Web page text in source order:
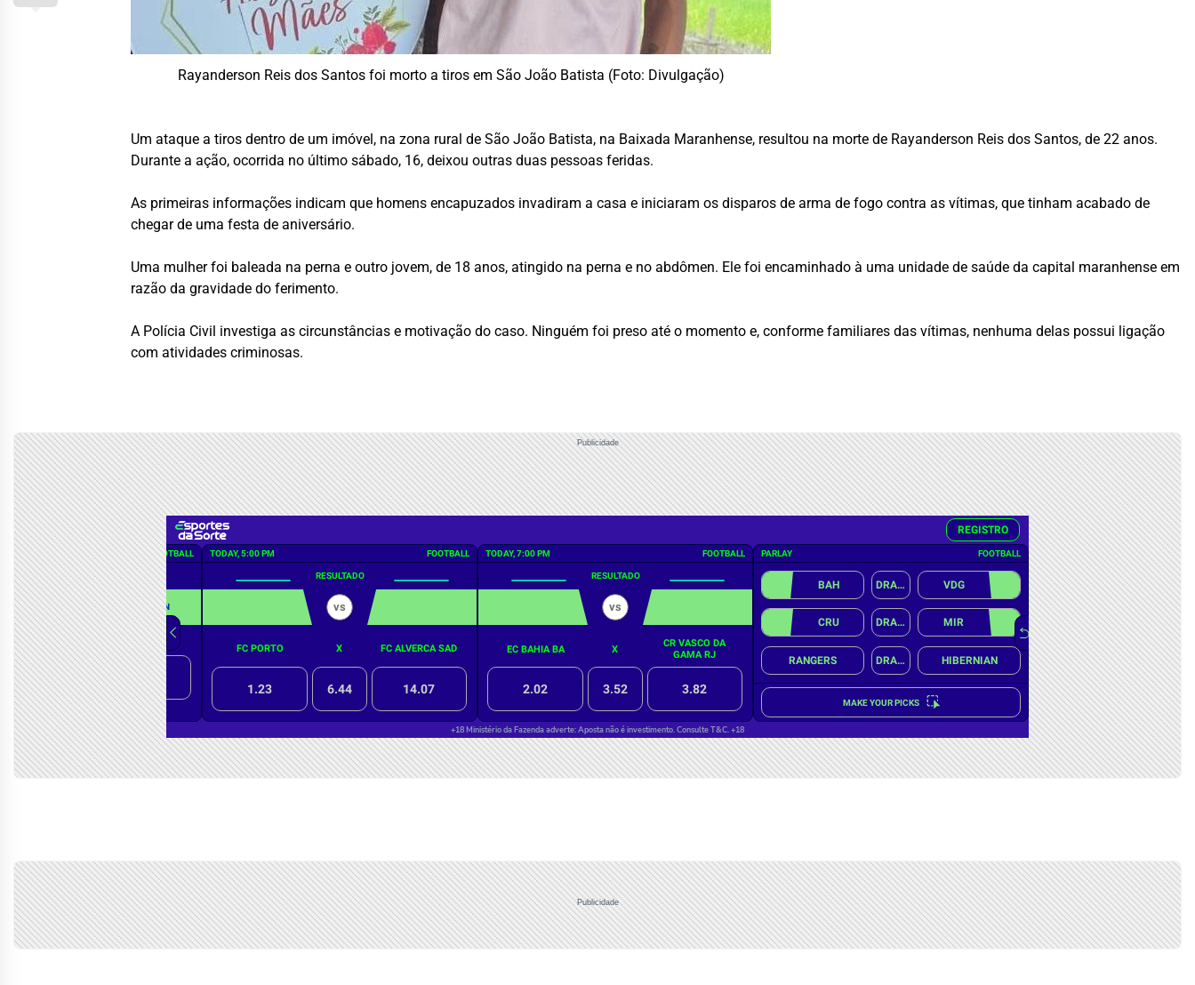
Rayanderson Reis dos Santos foi morto a tiros em São João Batista (Foto: Divulgação)
Um ataque a tiros dentro de um imóvel, na zona rural de São João Batista, na Baixada Maranhense, resultou na morte de Rayanderson Reis dos Santos, de 22 anos.
Durante a ação, ocorrida no último sábado, 16, deixou outras duas pessoas feridas.
As primeiras informações indicam que homens encapuzados invadiram a casa e iniciaram os disparos de arma de fogo contra as vítimas, que tinham acabado de
chegar de uma festa de aniversário.
Uma mulher foi baleada na perna e outro jovem, de 18 anos, atingido na perna e no abdômen. Ele foi encaminhado à uma unidade de saúde da capital maranhense em
razão da gravidade do ferimento.
A Polícia Civil investiga as circunstâncias e motivação do caso. Ninguém foi preso até o momento e, conforme familiares das vítimas, nenhuma delas possui ligação
com atividades criminosas.
Publicidade
Publicidade